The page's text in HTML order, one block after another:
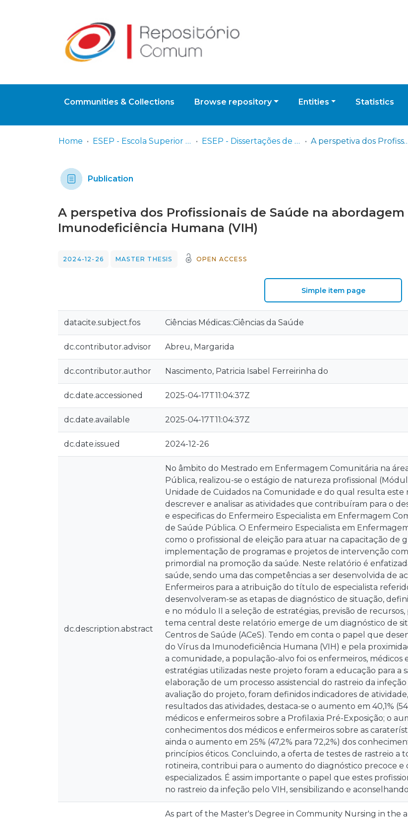
Communities & Collections Browse repository Entities Statistics
Home ESEP - Escola Superior de Enfermagem - Universidade do Porto ESEP - Dissertações de Mestrado A perspetiva dos Profissionais de Saúde na
Publication
A perspetiva dos Profissionais de Saúde na
Imunodeficiência Humana (VIH)
2024-12-26 MASTER THESIS OPEN ACCESS
Simple item page
datacite.subject.fos Ciências Médicas::Ciências da Saúde
dc.contributor.advisor Abreu, Margarida
dc.contributor.author Nascimento, Patricia Isabel Ferreirinha do
dc.date.accessioned 2025-04-17T11:04:37Z
dc.date.available 2025-04-17T11:04:37Z
dc.date.issued 2024-12-26
dc.description.abstract
No âmbito do Mestrado em Enfermagem Comunitária na
Pública, realizou-se o estágio de natureza profissional
Unidade de Cuidados na Comunidade e do qual resulta
descrever e analisar as atividades que contribuíram para o
e especificas do Enfermeiro Especialista em Enfermagem
de Saúde Pública. O Enfermeiro Especialista em
como o profissional de eleição para atuar na capacitação de
implementação de programas e projetos de intervenção
primordial na promoção da saúde. Neste relatório é
saúde, sendo uma das competências a ser desenvolvida de
Enfermeiros para a atribuição do título de especialista
desenvolveram-se as etapas de diagnóstico de situação,
e no módulo II a seleção de estratégias, previsão de
tema central deste relatório emerge de um diagnóstico de
Centros de Saúde (ACeS). Tendo em conta o papel que
do Vírus da Imunodeficiência Humana (VIH) e pela
a comunidade, a população-alvo foi os enfermeiros, médicos
estratégias utilizadas neste projeto foram a educação para a
elaboração de um processo assistencial do rastreio da
avaliação do projeto, foram definidos indicadores de
resultados das atividades, destaca-se o aumento em 40,1%
médicos e enfermeiros sobre a Profilaxia Pré-Exposição; o
conhecimentos dos médicos e enfermeiros sobre as
ainda o aumento em 25% (47,2% para 72,2%) dos
princípios éticos. Concluindo, a oferta de testes de rastreio a
rotineira, contribui para o aumento do diagnóstico precoce e
especializados. É assim importante o papel que estes
no rastreio da infeção pelo VIH, sensibilizando e
As part of the Master's Degree in Community Nursing in the